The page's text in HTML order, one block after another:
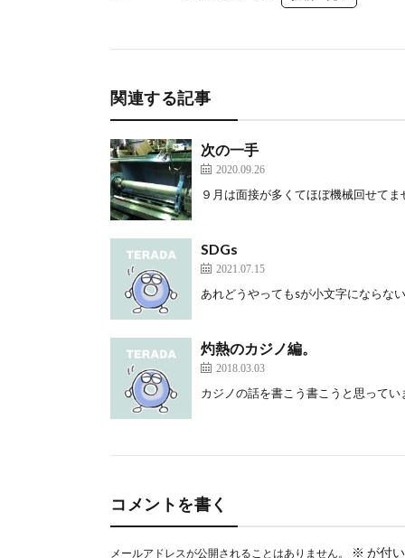
関連する記事
次の一手
2020.09.26
９月は面接が多くてほぼ機械回せて
SDGs
2021.07.15
あれどうやってもsが小文字にならな
灼熱のカジノ編。
2018.03.03
カジノの話を書こう書こうと思って
コメントを書く
メールアドレスが公開されることはありません。 ※ が付